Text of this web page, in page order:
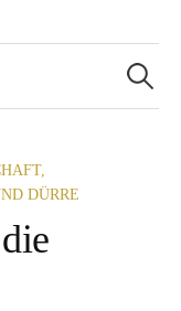
nach:
DÜRRE